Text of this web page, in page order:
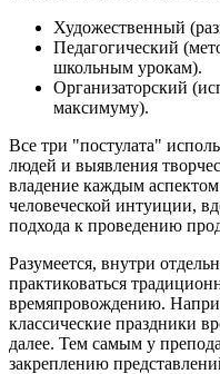
Художественный
Педагогический
школьным урокам).
Организаторский
максимуму).
Все три "постулата"
людей и выявления
владение каждым
человеческой интуиции,
подхода к проведению
Разумеется, внутри
практиковаться
времяпровождению.
классические праздники
далее. Тем самым у
закреплению